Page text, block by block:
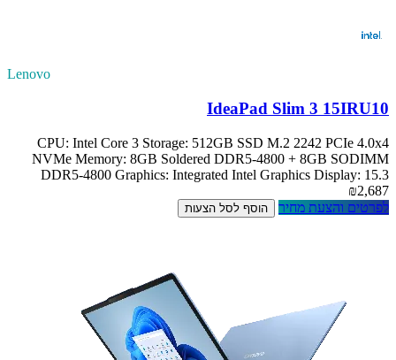
Lenovo
IdeaPad Slim 3 15IRU10
CPU: Intel Core 3 Storage: 512GB SSD M.2 2242 PCIe 4.0x4
NVMe Memory: 8GB Soldered DDR5-4800 + 8GB SODIMM
DDR5-4800 Graphics: Integrated Intel Graphics Display: 15.3
₪2,687
לפרטים והצעת מחיר
הוסף לסל הצעות